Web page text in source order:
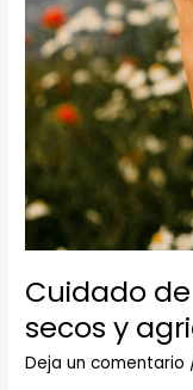
Cuidado
secos y
Deja un comentario
Talones
secos
y
agrietados
¡Nunca